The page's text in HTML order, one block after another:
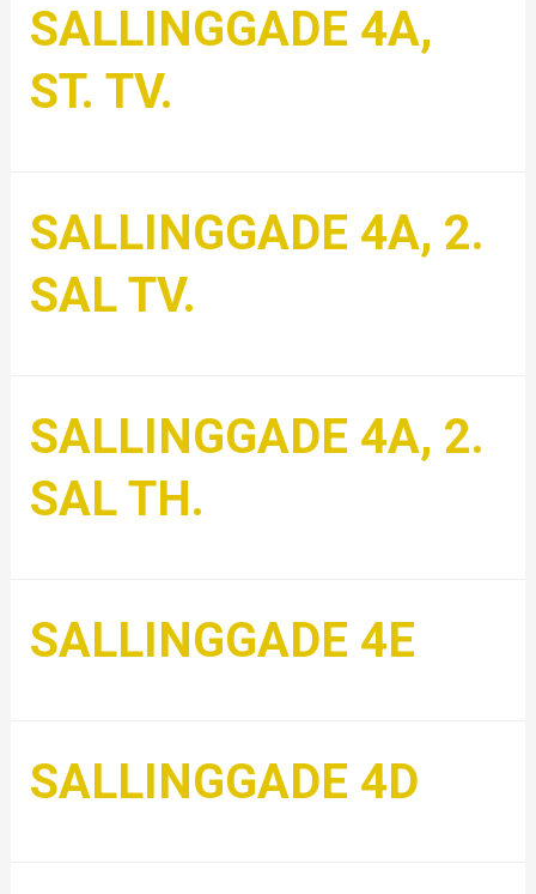
SALLINGGADE 4A,
ST. TV.
SALLINGGADE 4A, 2.
SAL TV.
SALLINGGADE 4A, 2.
SAL TH.
SALLINGGADE 4E
SALLINGGADE 4D